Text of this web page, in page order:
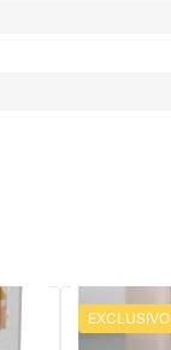
EXCLUSIVO